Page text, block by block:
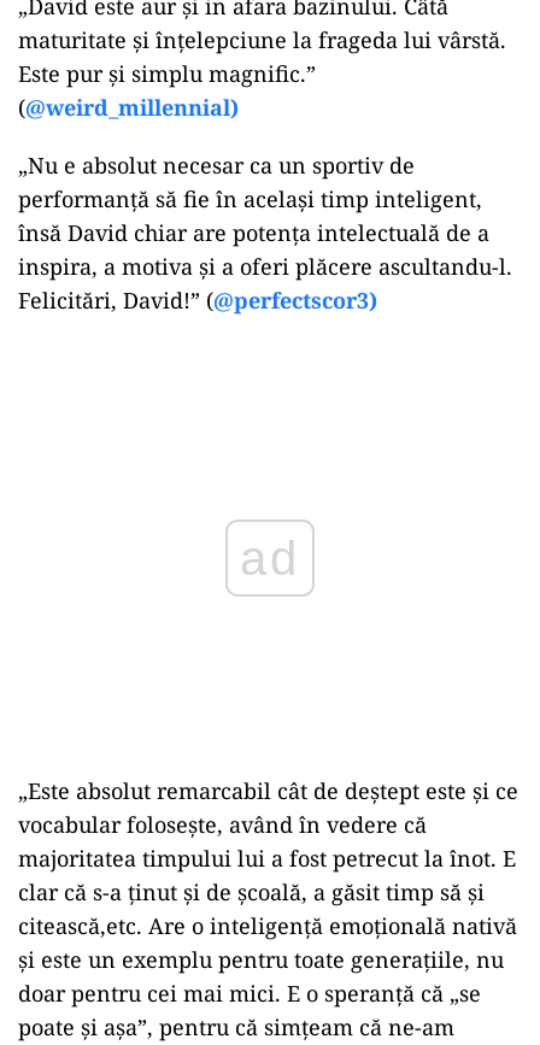
„David este aur și in afara bazinului. Câtă
maturitate și înțelepciune la frageda lui vârstă.
Este pur și simplu magnific.”
(@weird_millennial)
„Nu e absolut necesar ca un sportiv de
performanță să fie în același timp inteligent,
însă David chiar are potența intelectuală de a
inspira, a motiva și a oferi plăcere ascultandu-l.
Felicitări, David!” (@perfectscor3)
ad
„Este absolut remarcabil cât de deștept este și ce
vocabular folosește, având în vedere că
majoritatea timpului lui a fost petrecut la înot. E
clar că s-a ținut și de școală, a găsit timp să și
citească,etc. Are o inteligență emoțională nativă
și este un exemplu pentru toate generațiile, nu
doar pentru cei mai mici. E o speranță că „se
poate și așa”, pentru că simțeam că ne-am